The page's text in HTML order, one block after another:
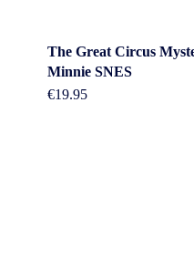
The Great Circus
Minnie SNES
€19.95